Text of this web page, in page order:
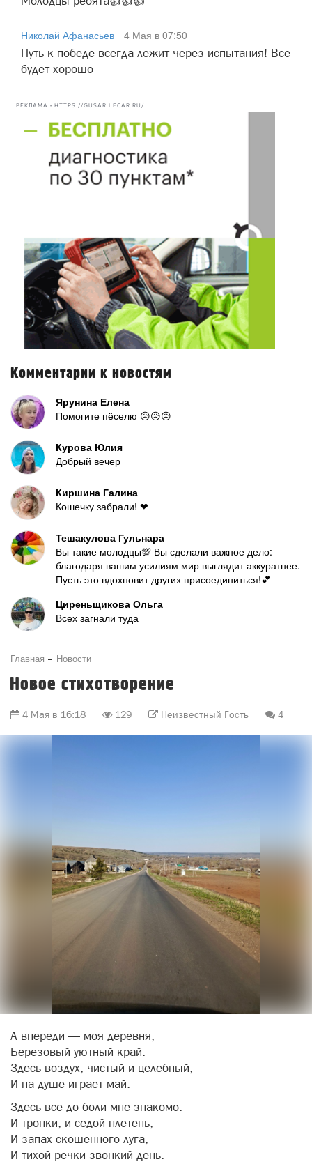
Николай Афанасьев
4 Мая в 07:50
Путь к победе всегда лежит через испытания! Всё
будет хорошо
РЕКЛАМА • HTTPS://GUSAR.LECAR.RU/
Комментарии к новостям
Ярунина Елена
Помогите пёселю 😥😥😥
Курова Юлия
Добрый вечер
Киршина Галина
Кошечку забрали! ❤
Тешакулова Гульнара
Вы такие молодцы💯 Вы сделали важное дело:
благодаря вашим усилиям мир выглядит аккуратнее.
Пусть это вдохновит других присоединиться!💕
Циреньщикова Ольга
Всех загнали туда
Главная Новости
Новое стихотворение
4 Мая в 16:18 129 Неизвестный Гость 4
А впереди — моя деревня,
Берёзовый уютный край.
Здесь воздух, чистый и целебный,
И на душе играет май.
Здесь всё до боли мне знакомо:
И тропки, и седой плетень,
И запах скошенного луга,
И тихой речки звонкий день.